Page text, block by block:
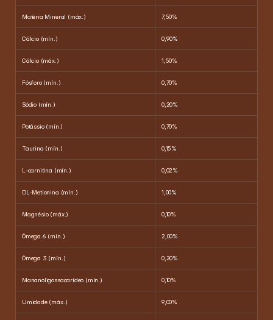
Matéria Mineral (máx.) 7,50%
Cálcio (mín.) 0,90%
Cálcio (máx.) 1,50%
Fósforo (mín.) 0,70%
Sódio (mín.) 0,20%
Potássio (mín.) 0,70%
Taurina (mín.) 0,15%
L-carnitina (mín.) 0,02%
DL-Metionina (mín.) 1,00%
Magnésio (máx.) 0,10%
Ômega 6 (mín.) 2,00%
Ômega 3 (mín.) 0,20%
Mananoligossacarídeo (mín.) 0,10%
Umidade (máx.) 9,00%